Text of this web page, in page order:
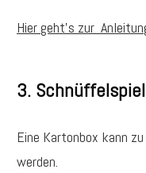
Hier geht's zur
3.
Eine Kartonbox kann
werden.